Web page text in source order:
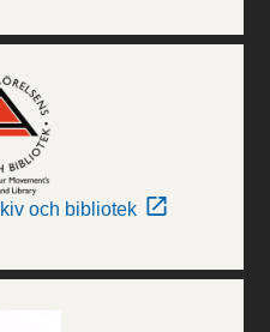
och bibliotek